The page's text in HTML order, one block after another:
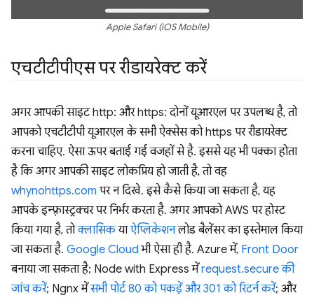
Apple Safari (iOS Mobile)
एचटीटीपीएस पर रीडायरेक्ट करें
अगर आपकी साइट http: और https: दोनों यूआरएल पर उपलब्ध है, तो
आपको एचटीटीपी यूआरएल के सभी ऐक्सेस को https पर रीडायरेक्ट
करना चाहिए. ऐसा ऊपर बताई गई वजहों से है. इससे यह भी पक्का होता
है कि अगर आपकी साइट लोकप्रिय हो जाती है, तो वह
whynohttps.com पर न दिखे. इसे कैसे किया जा सकता है, यह
आपके इन्फ़्रास्ट्रक्चर पर निर्भर करता है. अगर आपको AWS पर होस्ट
किया गया है, तोक्लासिकयाऐप्लिकेशनलोड बैलेंसर का इस्तेमाल किया
जा सकता है. Google Cloud भी ऐसा ही है. Azure में, Front Door
बनाया जा सकता है; Node with Express मेंrequest.secure की
जांच करें; Ngnx मेंसभी पोर्ट 80 को पकड़ें और 301 को रिटर्न करें; और